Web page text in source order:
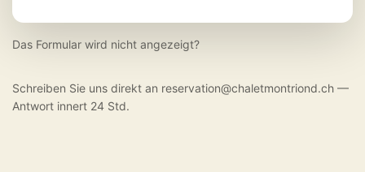
Das Formular wird nicht angezeigt?
Schreiben Sie uns direkt an reservation@chaletmontriond.ch —
Antwort innert 24 Std.